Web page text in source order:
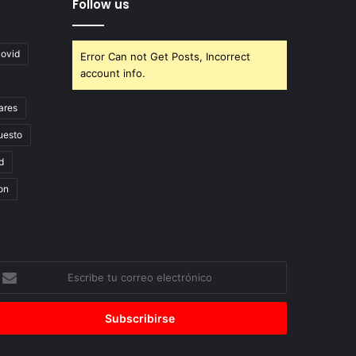
Follow us
Error Can not Get Posts, Incorrect
account info.